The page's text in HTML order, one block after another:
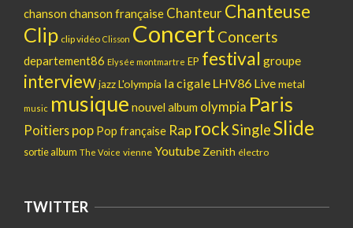
chanson chanson française ChanteurChanteuse
Clip clip vidéo Clisson ConcertConcerts
departement86 Elysée montmartre EP festival groupe
interviewjazzL'olympia la cigale LHV86 Livemetal
music musique nouvel album olympia Paris
Poitiers pop Pop française Rap rockSingleSlide
sortie album The Voice vienne Youtube Zenith électro
TWITTER